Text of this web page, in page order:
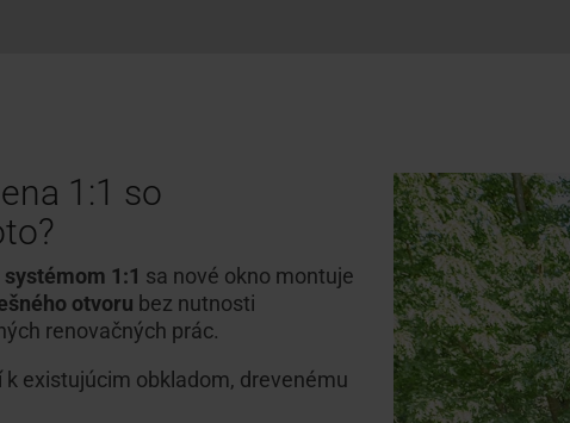
1:1 so
1:1 sa nové okno montuje
otvoru bez nutnosti
renovačných prác.
existujúcim obkladom, drevenému